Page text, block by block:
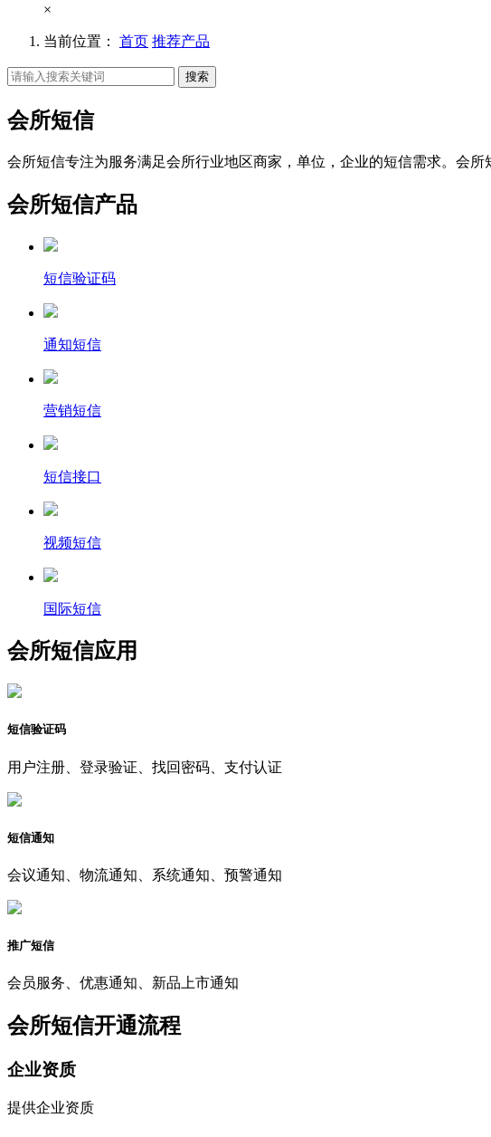
×
当前位置： 首页 推荐产品
搜索
会所短信
会所短信专注为服务满足会所行业地区商家，单位，企业的短信需求。会
会所短信产品
短信验证码
通知短信
营销短信
短信接口
视频短信
国际短信
会所短信应用
短信验证码
用户注册、登录验证、找回密码、支付认证
短信通知
会议通知、物流通知、系统通知、预警通知
推广短信
会员服务、优惠通知、新品上市通知
会所短信开通流程
企业资质
提供企业资质